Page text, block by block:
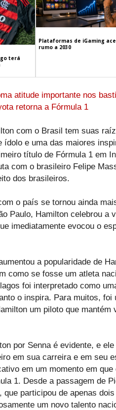
terá
Plataformas de iGaming
rumo a 2030
atitude importante nos
retorna a Fórmula 1
com o Brasil tem suas
ídolo e uma das maiores
título de Fórmula 1 em
com o brasileiro Felipe
dos brasileiros.
o país se tornou ainda
Paulo, Hamilton celebrou a
imediatamente evocou o
a popularidade de
como se fosse um atleta
foi interpretado como
o inspira. Para muitos,
um piloto que mantém
por Senna é evidente, e
em sua carreira e em seu
em um momento em
1. Desde a passagem de
que participou de apenas
um novo talento